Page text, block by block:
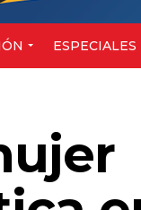
ESPECIALES